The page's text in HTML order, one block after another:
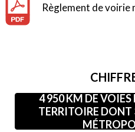
Règlement de
4 950 KM DE VOIES
TERRITOIRE DONT